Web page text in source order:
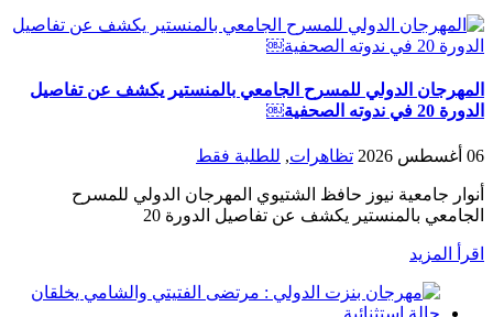
المهرجان الدولي للمسرح الجامعي بالمنستير يكشف عن تفاصيل
الدورة 20 في ندوته الصحفية￼
06 أغسطس 2026 تظاهرات, للطلبة فقط
أنوار جامعية نيوز حافظ الشتيوي المهرجان الدولي للمسرح
الجامعي بالمنستير يكشف عن تفاصيل الدورة 20
اقرأ المزيد